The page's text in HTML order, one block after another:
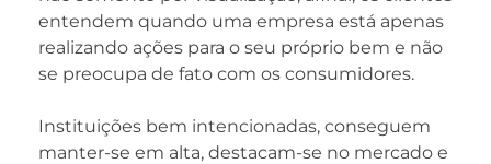
entendem quando uma empresa está apenas
realizando ações para o seu próprio bem e não
se preocupa de fato com os consumidores.
Instituições bem intencionadas, conseguem
manter-se em alta, destacam-se no mercado e